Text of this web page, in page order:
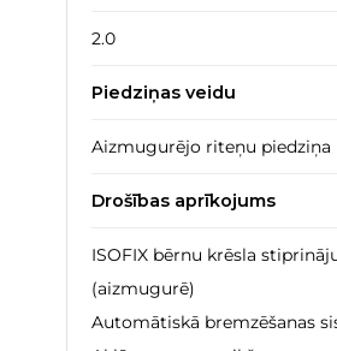
2.0
Piedziņas veidu
Aizmugurējo riteņu piedziņa
Drošības aprīkojums
ISOFIX bērnu krēsla
(aizmugurē)
Automātiskā bremzēšanas